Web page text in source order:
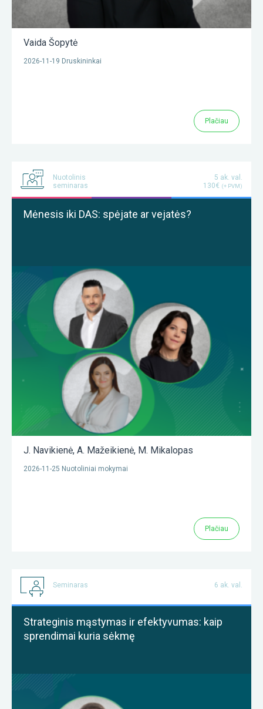
Vaida Šopytė
2026-11-19 Druskininkai
Plačiau
Nuotolinis
seminaras
5 ak. val.
130€ (+ PVM)
Mėnesis iki DAS: spėjate ar vejatės?
J. Navikienė, A. Mažeikienė, M. Mikalopas
2026-11-25 Nuotoliniai mokymai
Plačiau
Seminaras 6 ak. val.
Strateginis mąstymas ir efektyvumas: kaip
sprendimai kuria sėkmę